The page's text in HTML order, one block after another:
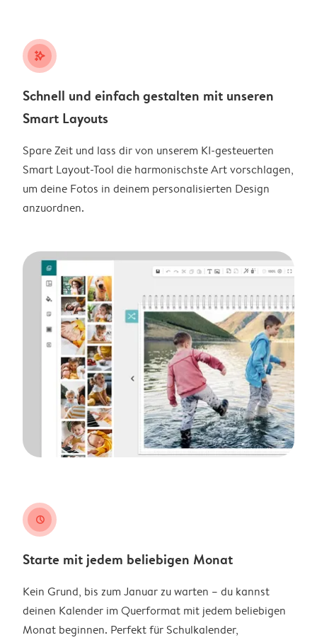
stars_plus
Schnell und einfach gestalten mit unseren
Smart Layouts
Spare Zeit und lass dir von unserem KI-gesteuerten
Smart Layout-Tool die harmonischste Art vorschlagen,
um deine Fotos in deinem personalisierten Design
anzuordnen.
clock
Starte mit jedem beliebigen Monat
Kein Grund, bis zum Januar zu warten – du kannst
deinen Kalender im Querformat mit jedem beliebigen
Monat beginnen. Perfekt für Schulkalender,